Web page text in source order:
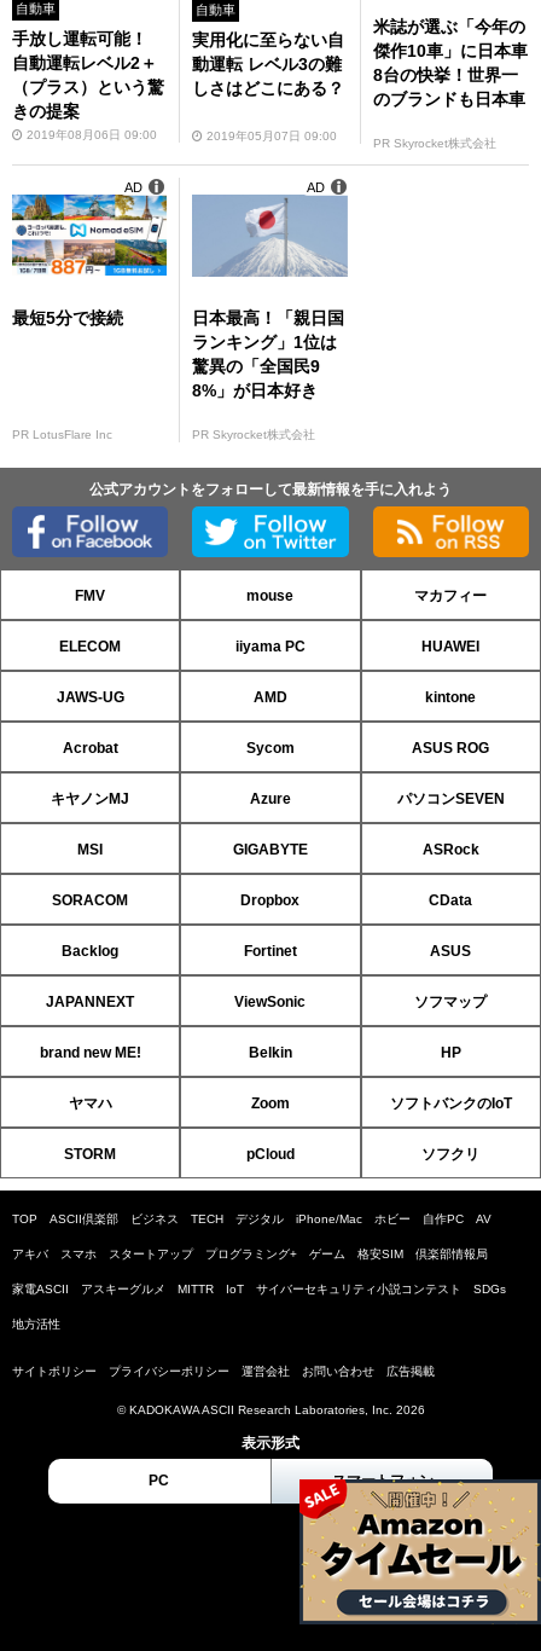
自動車
手放し運転可能！
自動運転レベル2＋
（プラス）という驚
きの提案
2019年08月06日 09:00
自動車
実用化に至らない自
動運転 レベル3の難
しさはどこにある？
2019年05月07日 09:00
米誌が選ぶ「今年の
傑作10車」に日本車
8台の快挙！世界一
のブランドも日本車
PR Skyrocket株式会社
最短5分で接続
PR LotusFlare Inc
AD
日本最高！「親日国
ランキング」1位は
驚異の「全国民9
8%」が日本好き
PR Skyrocket株式会社
AD
公式アカウントをフォローして最新情報を手に入れよう
FMV mouse マカフィー
ELECOM iiyama PC HUAWEI
JAWS-UG AMD kintone
Acrobat Sycom ASUS ROG
キヤノンMJ Azure パソコンSEVEN
MSI GIGABYTE ASRock
SORACOM Dropbox CData
Backlog Fortinet ASUS
JAPANNEXT ViewSonic ソフマップ
brand new ME! Belkin HP
ヤマハ Zoom ソフトバンクのIoT
STORM pCloud ソフクリ
TOP ASCII倶楽部 ビジネス TECH デジタル iPhone/Mac ホビー 自作PC AV
アキバ スマホ スタートアップ プログラミング+ ゲーム 格安SIM 倶楽部情報局
家電ASCII アスキーグルメ MITTR IoT サイバーセキュリティ小説コンテスト SDGs
地方活性
サイトポリシー プライバシーポリシー 運営会社 お問い合わせ 広告掲載
© KADOKAWA ASCII Research Laboratories, Inc. 2026
表示形式
PC スマートフォン